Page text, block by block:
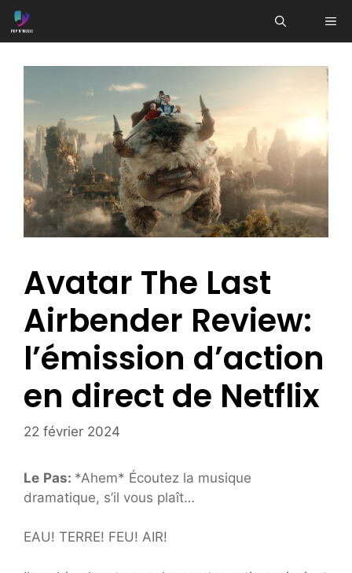
Aller
au
Avatar The Last
Airbender Review:
l’émission d’action
en direct de Netflix
22 février 2024
Le Pas: *Ahem* Écoutez la musique
dramatique, s’il vous plaît…
EAU! TERRE! FEU! AIR!